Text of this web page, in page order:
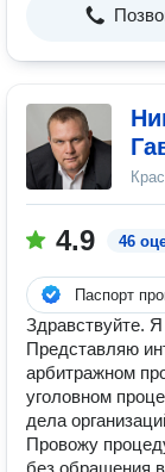
4.9 46
Паспорт
Здравствуйте.
Представляю
арбитражном
уголовном
дела
Провожу
без обращения